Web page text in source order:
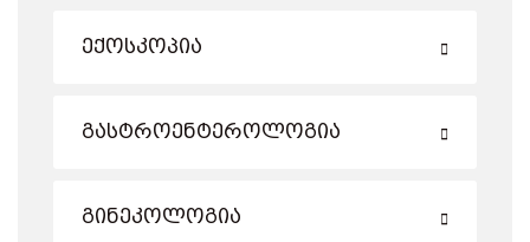
Ექოსკოპია
Გასტროენტეროლოგია
Გინეკოლოგია